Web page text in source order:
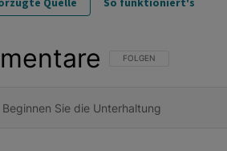
FOLGE DIESER
FOLGEN